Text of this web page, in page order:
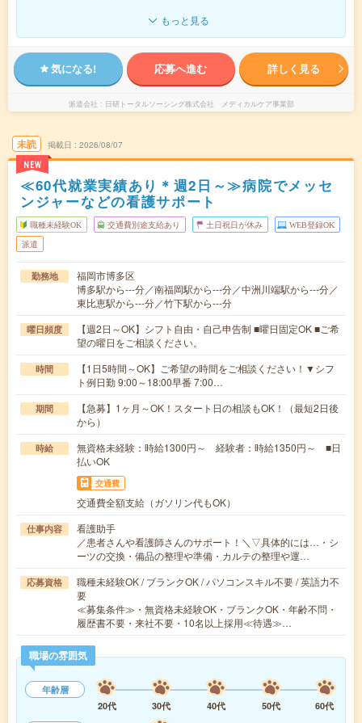
もっと見る
気になる! 応募へ進む 詳しく見る
派遣会社 日研トータルソーシング株式会社 メディカルケア事業部
未読
NEW
掲載日 2026/08/07
≪60代就業実績あり＊週2日～≫病院でメッセ
ンジャーなどの看護サポート
職種未経験OK 交通費別途支給あり 土日祝日が休み WEB登録OK
派遣
勤務地
福岡市博多区
博多駅から---分／南福岡駅から---分／中洲川端駅から---分／
東比恵駅から---分／竹下駅から---分
曜日頻度
【週2日～OK】シフト自由・自己申告制 ■曜日固定OK ■ご希
望の曜日をご相談ください。
時間
【1日5時間～OK】ご希望の時間をご相談ください！▼シフ
ト例日勤 9:00～18:00早番 7:00…
期間
【急募】1ヶ月～OK！スタート日の相談もOK！（最短2日後
から）
時給
無資格未経験：時給1300円～ 経験者：時給1350円～ ■日
払いOK
交通費
交通費全額支給（ガソリン代もOK）
仕事内容
看護助手
／患者さんや看護師さんのサポート！＼▽具体的には…・シ
ーツの交換・備品の整理や準備・カルテの整理や運…
応募資格
職種未経験OK / ブランクOK / パソコンスキル不要 / 英語力不
要
≪募集条件≫・無資格未経験OK・ブランクOK・年齢不問・
履歴書不要・来社不要・10名以上採用≪待遇≫…
職場の雰囲気
年齢層
20代
30代 40代 50代
60代